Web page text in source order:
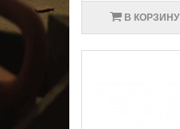
В КОРЗИНУ